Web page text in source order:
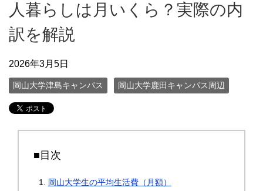
人暮らしは月いくら？実際の内
訳を解説
2026年3月5日
岡山大学津島キャンパス 岡山大学鹿田キャンパス周辺
■目次
岡山大学生の平均生活費（月額）